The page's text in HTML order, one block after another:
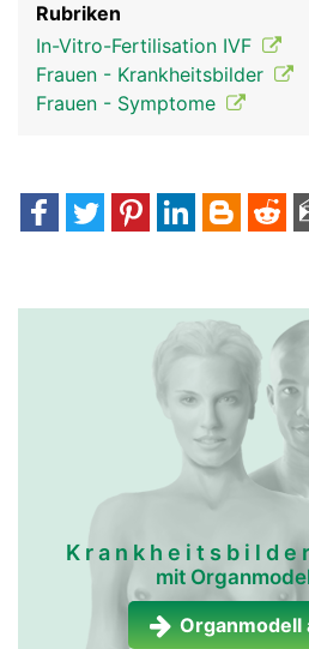
Rubriken
In-Vitro-Fertilisation IVF
Frauen - Krankheitsbilder
Frauen - Symptome
mit
Organmodell